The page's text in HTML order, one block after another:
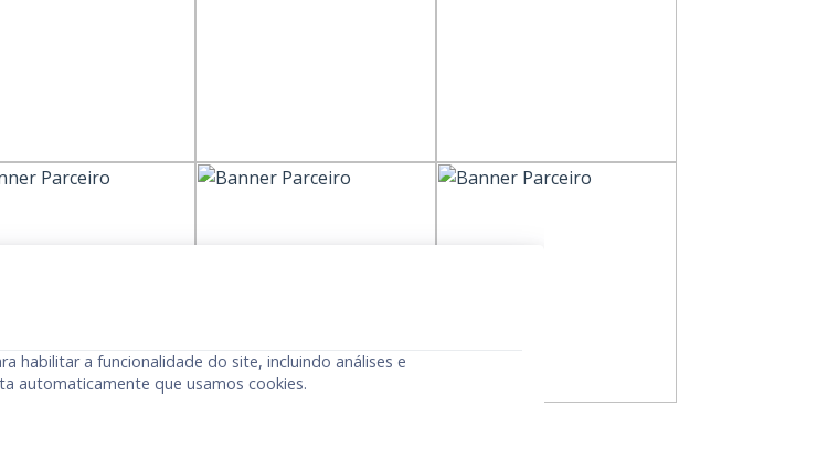
habilitar a funcionalidade do site, incluindo análises e
automaticamente que usamos cookies.